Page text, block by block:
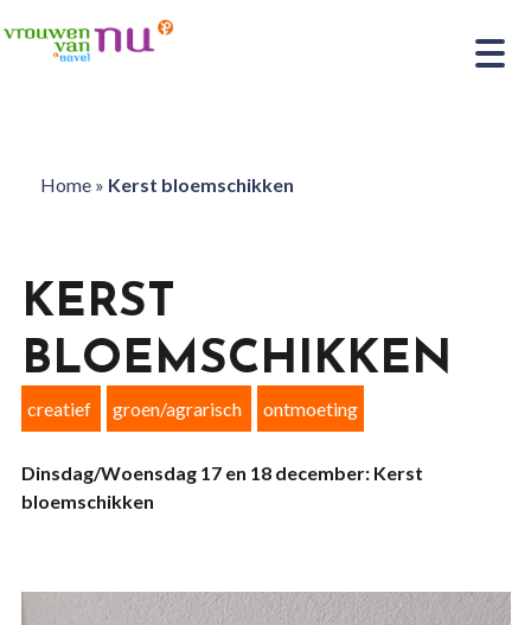
Home» Kerst bloemschikken
KERST
BLOEMSCHIKKEN
creatief groen/agrarisch ontmoeting
Dinsdag/Woensdag 17 en 18 december: Kerst
bloemschikken